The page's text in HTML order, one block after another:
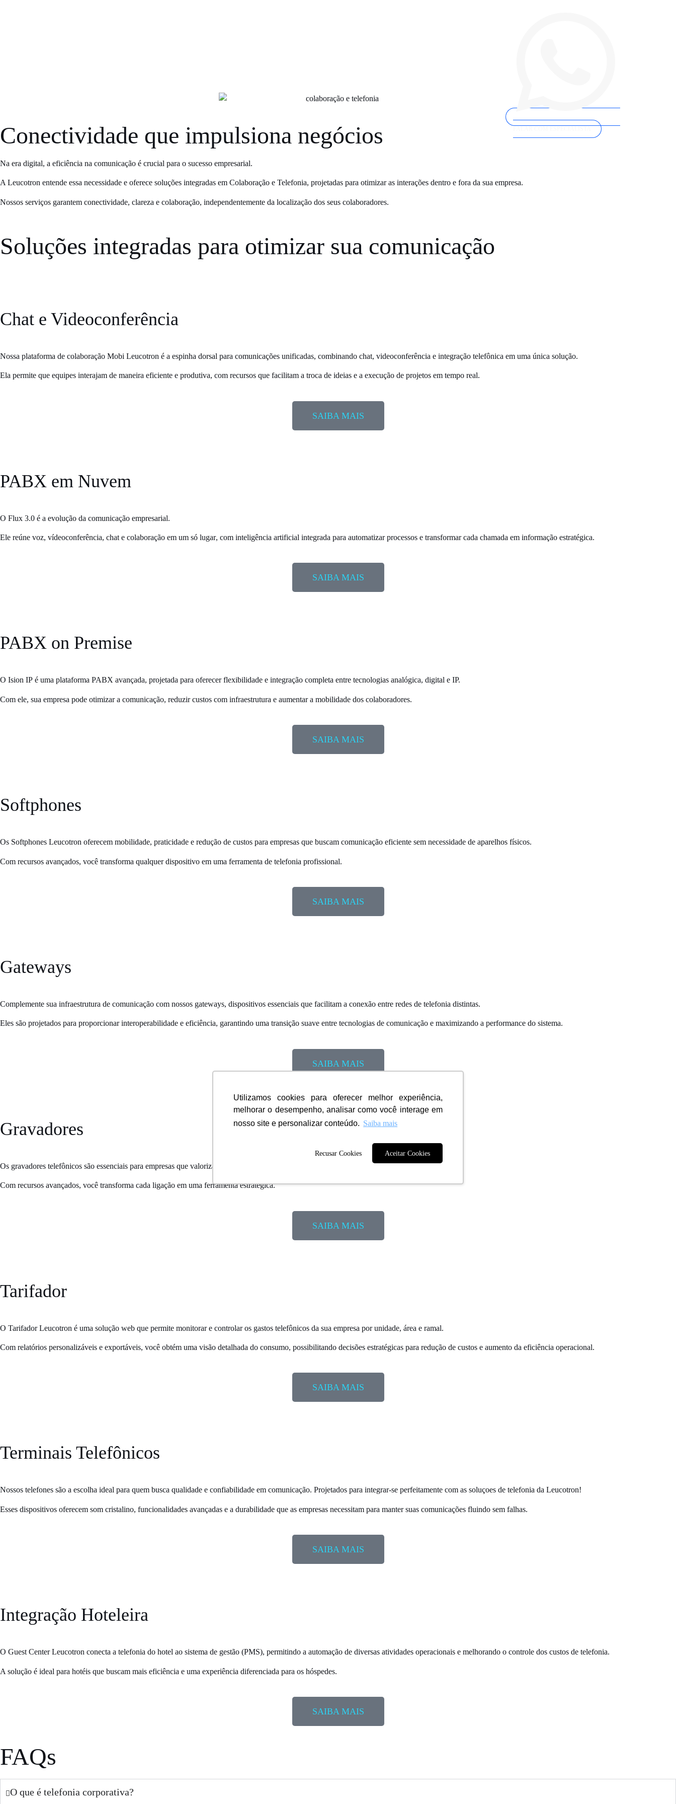
Utilizamos cookies para oferecer melhor experiência,
melhorar o desempenho, analisar como você interage em
nosso site e personalizar conteúdo. Saiba mais
Recusar Cookies Aceitar Cookies
Conectividade que impulsiona negócios
Na era digital, a eficiência na comunicação é crucial para o sucesso empresarial.
A Leucotron entende essa necessidade e oferece soluções integradas em Colaboração e Telefonia, projetadas para otimizar as interações dentro e fora da sua empresa.
Nossos serviços garantem conectividade, clareza e colaboração, independentemente da localização dos seus colaboradores.
Soluções integradas para otimizar sua comunicação
Chat e Videoconferência
Nossa plataforma de colaboração Mobi Leucotron é a espinha dorsal para comunicações unificadas, combinando chat, videoconferência e integração telefônica em uma única solução.
Ela permite que equipes interajam de maneira eficiente e produtiva, com recursos que facilitam a troca de ideias e a execução de projetos em tempo real.
SAIBA MAIS
PABX em Nuvem
O Flux 3.0 é a evolução da comunicação empresarial.
Ele reúne voz, vídeoconferência, chat e colaboração em um só lugar, com inteligência artificial integrada para automatizar processos e transformar cada chamada em informação estratégica.
SAIBA MAIS
PABX on Premise
O Ision IP é uma plataforma PABX avançada, projetada para oferecer flexibilidade e integração completa entre tecnologias analógica, digital e IP.
Com ele, sua empresa pode otimizar a comunicação, reduzircustos com infraestrutura e aumentar a mobilidade dos colaboradores.
SAIBA MAIS
Softphones
Os Softphones Leucotron oferecem mobilidade, praticidade e redução de custos para empresas que buscam comunicação eficiente sem necessidade de aparelhos físicos.
Com recursos avançados, você transforma qualquer dispositivo em uma ferramenta de telefonia profissional.
SAIBA MAIS
Gateways
Complemente sua infraestrutura de comunicação com nossos gateways, dispositivos essenciais que facilitam a conexão entre redes de telefonia distintas.
Eles são projetados para proporcionar interoperabilidade e eficiência, garantindo uma transição suave entre tecnologias de comunicação e maximizando a performance do sistema.
SAIBA MAIS
Gravadores
Os gravadores telefônicos são essenciais para empresas que valorizam a nas comunicações.
Com recursos avançados, você transforma cada ligação em uma ferramentaestratégica.
SAIBA MAIS
Tarifador
O Tarifador Leucotron é uma solução web que permite monitorar e controlar os gastos telefônicos da sua empresa por unidade, área e ramal.
Com relatórios personalizáveis e exportáveis, você obtém uma visão detalhada do consumo, possibilitando decisões estratégicas para redução de custos e aumento da eficiência operacional.
SAIBA MAIS
Terminais Telefônicos
Nossos telefones são a escolha ideal para quem busca qualidade e confiabilidade em comunicação. Projetados para integrar-se perfeitamente com as soluçoes de telefonia da Leucotron!
Esses dispositivos oferecem som cristalino, funcionalidades avançadas e a durabilidade que as empresas necessitam para manter suas comunicações fluindo sem falhas.
SAIBA MAIS
Integração Hoteleira
O Guest Center Leucotron conecta a telefonia do hotel ao sistema de gestão (PMS), permitindo a automação de diversas atividades operacionais e melhorando o controle dos custos de telefonia.
A solução é ideal para hotéis que buscam mais eficiência e uma experiência diferenciada para os hóspedes.
SAIBA MAIS
FAQs
O que é telefonia corporativa?